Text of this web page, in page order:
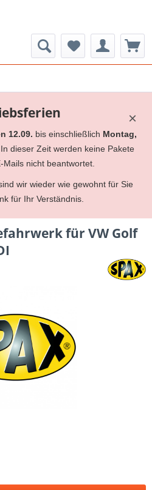
×
12.09. bis einschließlich Montag,
dieser Zeit werden keine Pakete
nicht beantwortet.
wir wieder wie gewohnt für Sie
für Ihr Verständnis.
für VW Golf